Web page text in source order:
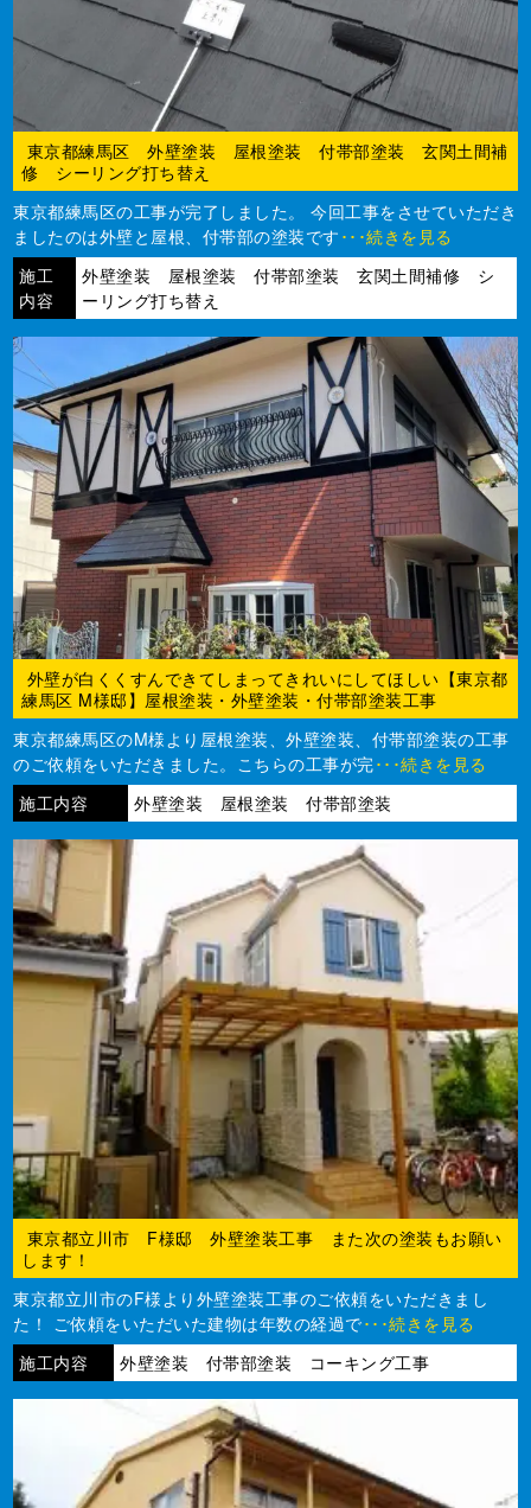
東京都練馬区 外壁塗装 屋根塗装 付帯部塗装 玄関土間補
修 シーリング打ち替え
東京都練馬区の工事が完了しました。 今回工事をさせていただき
ましたのは外壁と屋根、付帯部の塗装です ･･･続きを見る
施工
内容
外壁塗装 屋根塗装 付帯部塗装 玄関土間補修 シ
ーリング打ち替え
外壁が白くくすんできてしまってきれいにしてほしい【東京都
練馬区 M様邸】屋根塗装・外壁塗装・付帯部塗装工事
東京都練馬区のM様より屋根塗装、外壁塗装、付帯部塗装の工事
のご依頼をいただきました。こちらの工事が完･･･続きを見る
施工内容
外壁塗装 屋根塗装 付帯部塗装
東京都立川市 F様邸 外壁塗装工事 また次の塗装もお願い
します！
東京都立川市のF様より外壁塗装工事のご依頼をいただきまし
た！ ご依頼をいただいた建物は年数の経過で･･･続きを見る
施工内容
外壁塗装 付帯部塗装 コーキング工事